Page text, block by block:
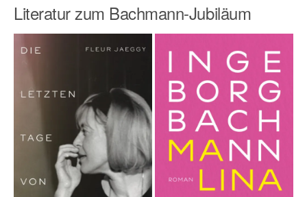
Literatur zum Bachmann-Jubiläum